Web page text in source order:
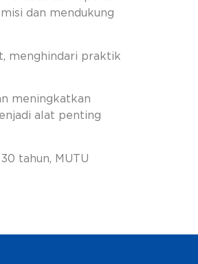
dan mendukung
menghindari praktik
meningkatkan
alat penting
tahun, MUTU